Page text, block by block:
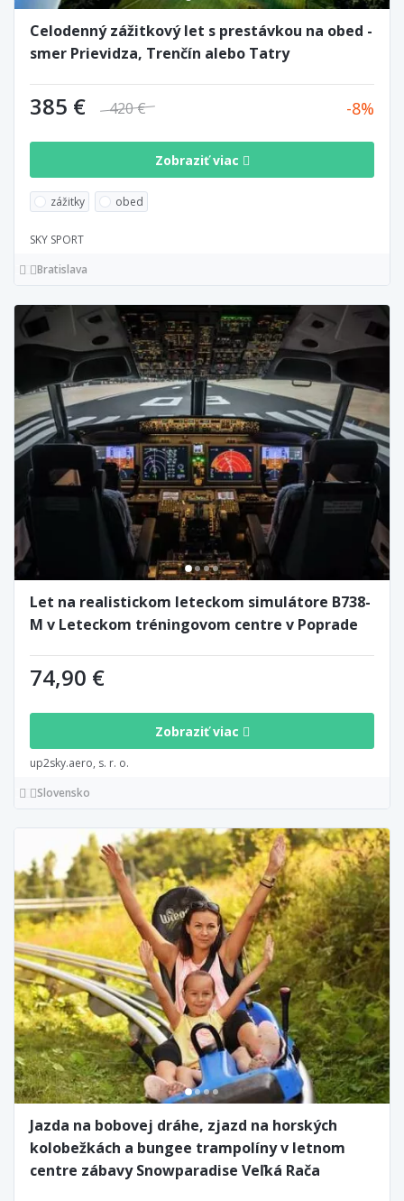
Celodenný zážitkový let s prestávkou na obed -
smer Prievidza, Trenčín alebo Tatry
385 € 420 € 8
Zobraziť viac
zážitky obed
SKY SPORT
Bratislava
Let na realistickom leteckom simulátore B738-
M v Leteckom tréningovom centre v Poprade
74,90 €
Zobraziť viac
up2sky.aero, s. r. o.
Slovensko
Jazda na bobovej dráhe, zjazd na horských
kolobežkách a bungee trampolíny v letnom
centre zábavy Snowparadise Veľká Rača